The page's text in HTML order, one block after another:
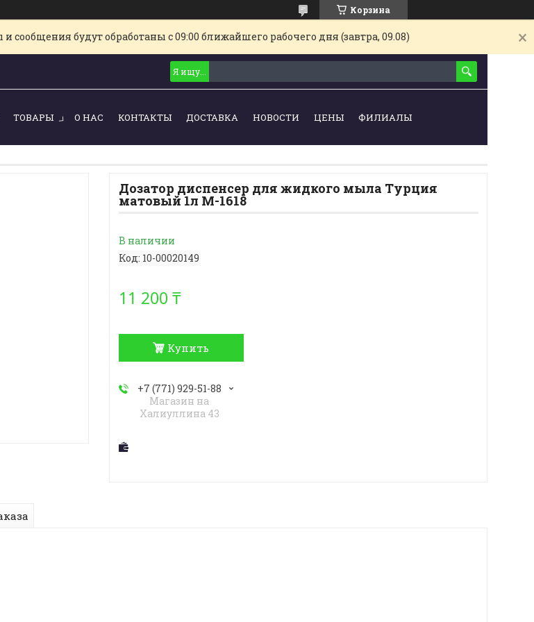
Корзина
сообщения будут обработаны с 09:00 ближайшего рабочего дня (завтра, 09.08)
ТОВАРЫ О НАС КОНТАКТЫ ДОСТАВКА НОВОСТИ ЦЕНЫ ФИЛИАЛЫ
Дозатор диспенсер для жидкого мыла Турция
матовый 1л М-1618
В наличии
Код: 10-00020149
11 200 ₸
Купить
+7 (771) 929-51-88
Магазин на
Халиуллина 43